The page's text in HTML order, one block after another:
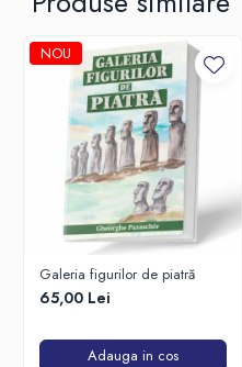
NOU
Galeria figurilor de piatră
65,00 Lei
Adauga in cos